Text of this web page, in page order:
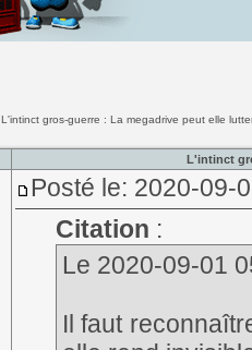
L'intinct gros-guerre : La megadrive peut elle
L'intinct
Posté le: 2020-09-
Citation :
Le 2020-09-01
Il faut